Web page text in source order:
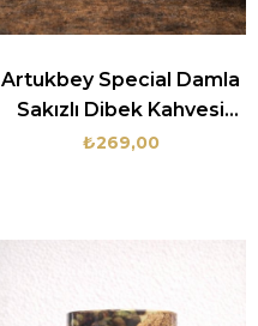
Artukbey Special Damla
Sakızlı Dibek Kahvesi
250gr
₺269,00